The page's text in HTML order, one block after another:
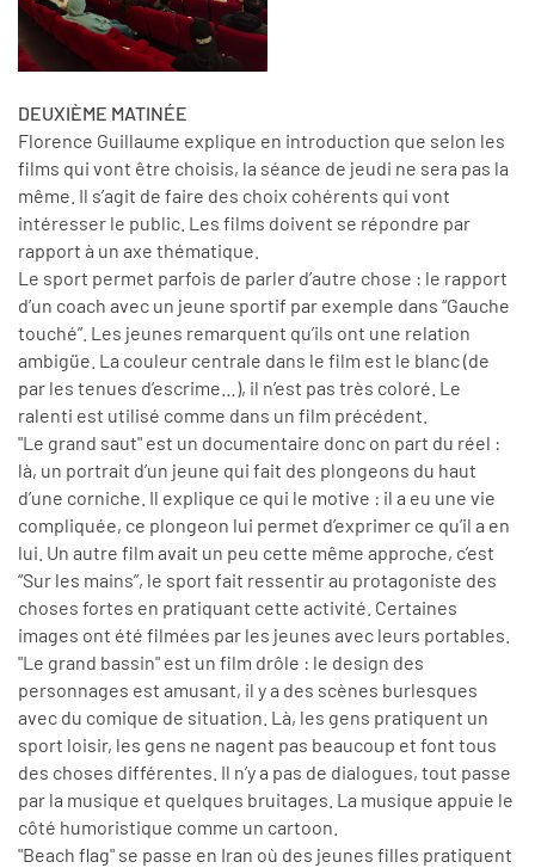
DEUXIÈME MATINÉE
Florence Guillaume explique en introduction que selon les
films qui vont être choisis, la séance de jeudi ne sera pas la
même. Il s’agit de faire des choix cohérents qui vont
intéresser le public. Les films doivent se répondre par
rapport à un axe thématique.
Le sport permet parfois de parler d’autre chose : le rapport
d’un coach avec un jeune sportif par exemple dans “Gauche
touché”. Les jeunes remarquent qu’ils ont une relation
ambigüe. La couleur centrale dans le film est le blanc (de
par les tenues d’escrime…), il n’est pas très coloré. Le
ralenti est utilisé comme dans un film précédent.
"Le grand saut" est un documentaire donc on part du réel :
là, un portrait d’un jeune qui fait des plongeons du haut
d’une corniche. Il explique ce qui le motive : il a eu une vie
compliquée, ce plongeon lui permet d’exprimer ce qu’il a en
lui. Un autre film avait un peu cette même approche, c’est
“Sur les mains”, le sport fait ressentir au protagoniste des
choses fortes en pratiquant cette activité. Certaines
images ont été filmées par les jeunes avec leurs portables.
"Le grand bassin" est un film drôle : le design des
personnages est amusant, il y a des scènes burlesques
avec du comique de situation. Là, les gens pratiquent un
sport loisir, les gens ne nagent pas beaucoup et font tous
des choses différentes. Il n’y a pas de dialogues, tout passe
par la musique et quelques bruitages. La musique appuie le
côté humoristique comme un cartoon.
"Beach flag" se passe en Iran où des jeunes filles pratiquent